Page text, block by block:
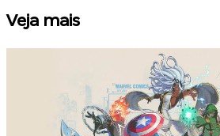
Veja mais